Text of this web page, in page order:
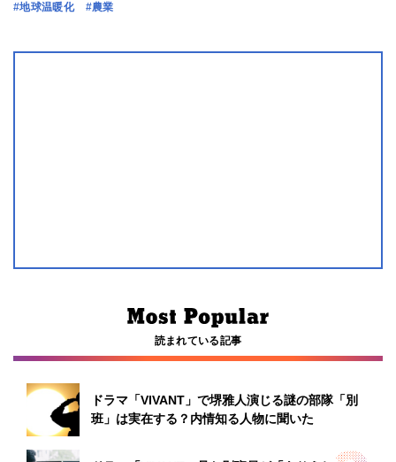
#地球温暖化
#農業
読まれている記事
ドラマ「VIVANT」で堺雅人演じる謎の部隊「別
班」は実在する？内情知る人物に聞いた